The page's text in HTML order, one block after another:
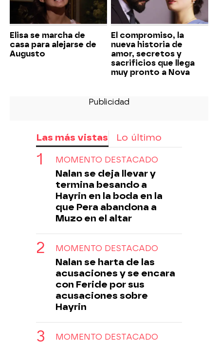
Elisa se marcha de
casa para alejarse de
Augusto
El compromiso, la
nueva historia de
amor, secretos y
sacrificios que llega
muy pronto a Nova
Las más vistas Lo último
MOMENTO DESTACADO
Nalan se deja llevar y
termina besando a
Hayrin en la boda en la
que Pera abandona a
Muzo en el altar
MOMENTO DESTACADO
Nalan se harta de las
acusaciones y se encara
con Feride por sus
acusaciones sobre
Hayrin
MOMENTO DESTACADO